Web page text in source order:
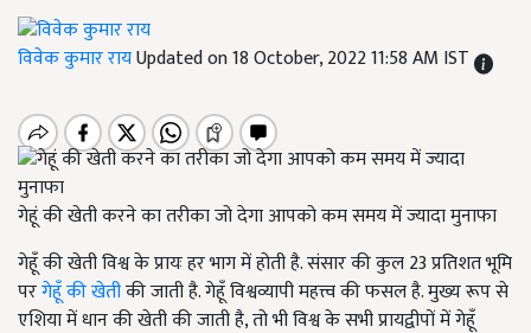
विवेक कुमार रायUpdated on 18 October, 2022 11:58 AM IST
गेहूं की खेती करने का तरीका जो देगा आपको कम समय में ज्यादा मुनाफा
गेहूँ की खेती विश्व के प्रायः हर भाग में होती है. संसार की कुल 23 प्रतिशत भूमि
परगेहूँ की खेतीकी जाती है. गेहूँ विश्वव्यापी महत्त्व की फसल है. मुख्य रूप से
एशिया में धान की खेती की जाती है, तो भी विश्व के सभी प्रायद्वीपों में गेहूँ